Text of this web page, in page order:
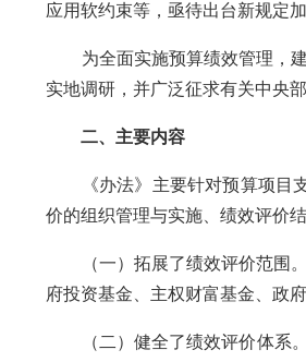
应用软约束等，亟待出台新规定加
为全面实施预算绩效管理，建
实地调研，并广泛征求有关中央
二、主要内容
《办法》主要针对预算项目支
价的组织管理与实施、绩效评价
（一）拓展了绩效评价范围。
府投资基金、主权财富基金、政
（二）健全了绩效评价体系。